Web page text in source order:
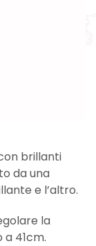
brillanti
da una
e l’altro.
la
41cm.